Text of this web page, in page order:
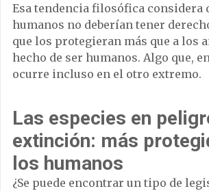
Esa tendencia filosófica considera
humanos no deberían tener
que los protegieran más que a los
hecho de ser humanos. Algo que,
ocurre incluso en el otro extremo.
Las especies en
extinción: más
los humanos
¿Se puede encontrar un tipo de